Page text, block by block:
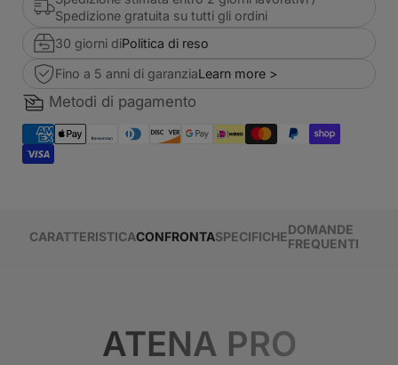
Spedizione gratuita su tutti gli ordini
30 giorni diPolitica di reso
Fino a 5 anni di garanziaLearn more >
Metodi di pagamento
CARATTERISTICACONFRONTASPECIFICHEDOMANDE
FREQUENTI
ATENA PRO